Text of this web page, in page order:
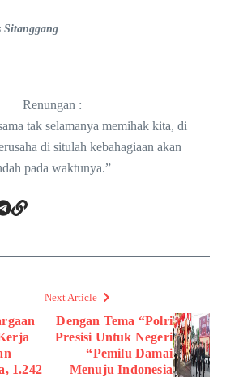
Renungan :
tak selamanya memihak kita, di
di situlah kebahagiaan akan
pada waktunya.”
1.242
Next Article
Dengan Tema “Polri
Presisi Untuk Negeri
“Pemilu Damai
Menuju Indonesia